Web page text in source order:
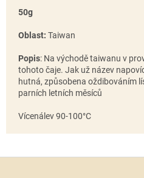
50g
Oblast: Taiwan
Popis: Na východě taiwanu v
tohoto čaje. Jak už název
hutná, způsobena oždibováním
parních letních měsíců
Vícenálev 90-100°C